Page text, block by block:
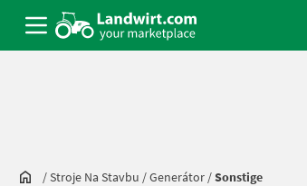
/Stroje Na Stavbu /Generátor /Sonstige